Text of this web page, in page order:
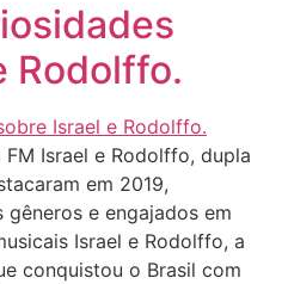
Rodolffo.
FM Israel e Rodolffo, dupla
em 2019,
e engajados em
Israel e Rodolffo, a
conquistou o Brasil com